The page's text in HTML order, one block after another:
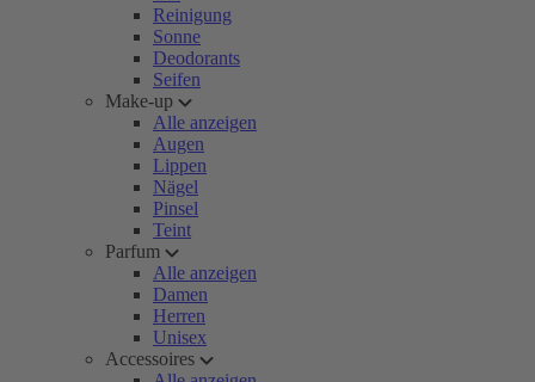
Reinigung
Sonne
Deodorants
Seifen
Make-up
Alle anzeigen
Augen
Lippen
Nägel
Pinsel
Teint
Parfum
Alle anzeigen
Damen
Herren
Unisex
Accessoires